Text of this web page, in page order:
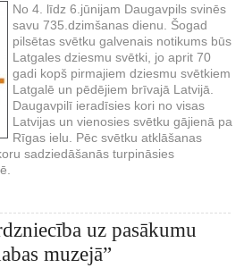
No 4. līdz 6.jūnijam Daugavpils svinēs
savu 735.dzimšanas dienu. Šogad
pilsētas svētku galvenais notikums būs
Latgales dziesmu svētki, jo aprit 70
gadi kopš pirmajiem dziesmu svētkiem
Latgalē un pēdējiem brīvajā Latvijā.
Daugavpilī ieradīsies kori no visas
Latvijas un vienosies svētku gājienā pa
Rīgas ielu. Pēc svētku atklāšanas
sadziedāšanās turpināsies
uz pasākumu
muzejā”